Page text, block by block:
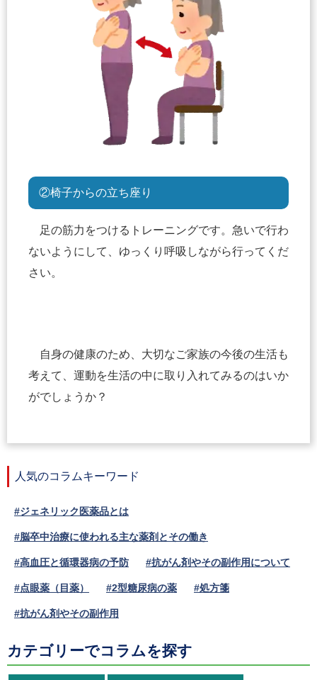
②椅子からの立ち座り
足の筋力をつけるトレーニングです。急いで行わ
ないようにして、ゆっくり呼吸しながら行ってくだ
さい。
自身の健康のため、大切なご家族の今後の生活も
考えて、運動を生活の中に取り入れてみるのはいか
がでしょうか？
人気のコラムキーワード
#ジェネリック医薬品とは
#脳卒中治療に使われる主な薬剤とその働き
#高血圧と循環器病の予防 #抗がん剤やその副作用について
#点眼薬（目薬） #2型糖尿病の薬 #処方箋
#抗がん剤やその副作用
カテゴリーでコラムを探す